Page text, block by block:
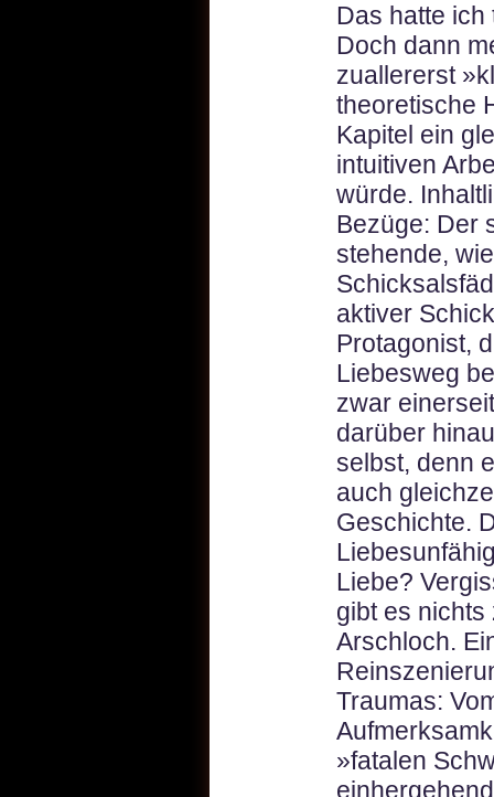
Das hatte
Doch dann
zuallererst
theoretische
Kapitel ein
intuitiven
würde.
Bezüge: Der
stehende,
aktiver
Protagonist,
Liebesweg
zwar
darüber
selbst, denn
auch
Geschichte.
Liebe?
gibt es
Arschloch.
Traumas:
»fatalen